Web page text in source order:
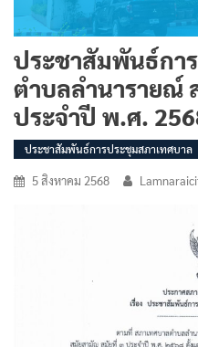
ประชาสัมพันธ์กา
ตำบลลำนารายณ์
ประจำปี พ.ศ.
ประชาสัมพันธ์การประชุมสภาเทศบาล
5 สิงหาคม 2568